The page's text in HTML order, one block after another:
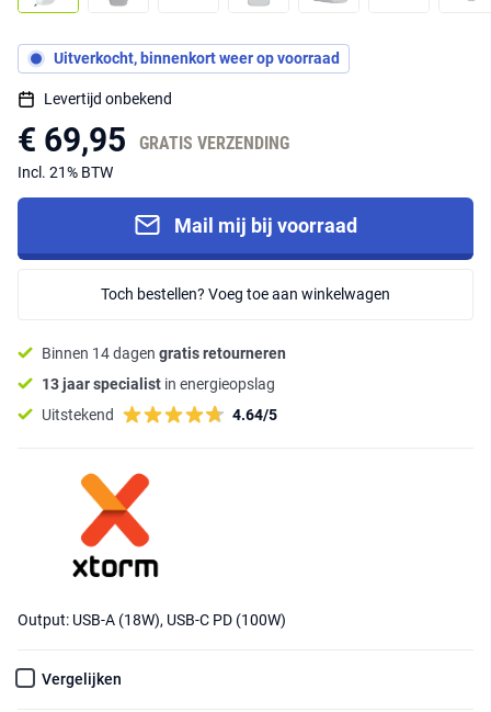
Uitverkocht, binnenkort weer op voorraad
Levertijd onbekend
€ 69,95 GRATIS VERZENDING
Incl. 21% BTW
Mail mij bij voorraad
Toch bestellen? Voeg toe aan winkelwagen
Binnen 14 dagen gratis retourneren
13 jaar specialist in energieopslag
Uitstekend
4.64/5
Output: USB-A (18W), USB-C PD (100W)
Vergelijken